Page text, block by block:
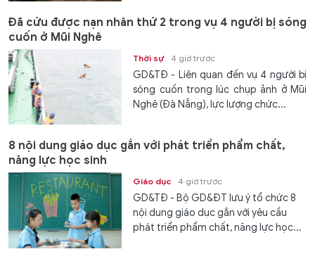
Đã cứu được nạn nhân thứ 2 trong vụ 4 người bị sóng
cuốn ở Mũi Nghê
Thời sự 4 giờ trước
GD&TĐ - Liên quan đến vụ 4 người bị
sóng cuốn trong lúc chụp ảnh ở Mũi
Nghê (Đà Nẵng), lực lượng chức...
8 nội dung giáo dục gắn với phát triển phẩm chất,
năng lực học sinh
Giáo dục 4 giờ trước
GD&TĐ - Bộ GD&ĐT lưu ý tổ chức 8
nội dung giáo dục gắn với yêu cầu
phát triển phẩm chất, năng lực học...